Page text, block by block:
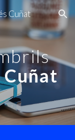
Skip to navigation
Cuñat
Cuñat